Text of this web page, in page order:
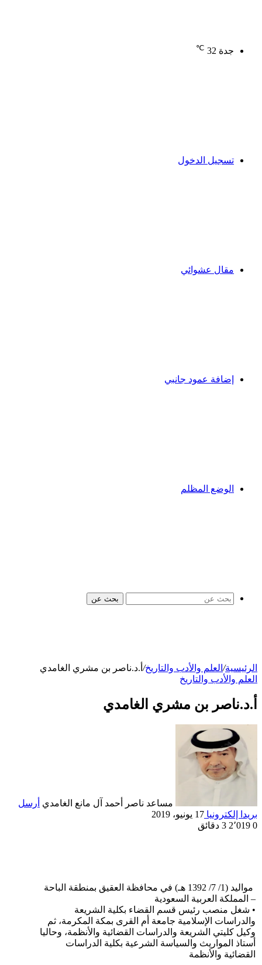
جدة 32
℃
تسجيل الدخول
مقال عشوائي
إضافة عمود جانبي
الوضع المظلم
بحث عن
الرئيسية/ العلم والأدب والتاريخ/ أ.د.ناصر بن مشري الغامدي
العلم والأدب والتاريخ
أ.د.ناصر بن مشري الغامدي
مساعد ناصر أحمد آل مانع الغامدي أرسل
بريدا إلكترونيا 17 يونيو، 2019
0
3 دقائق
مواليد (1/ 7/ 1392 هـ) في محافظة العقيق بمنطقة الباحة
– المملكة العربية السعودية
• شغل منصب رئيس قسم القضاء بكلية الشريعة
والدراسات الإسلامية جامعة أم القرى بمكة المكرمة، ثم
وكيل كليتي الشريعة والدراسات القضائية والأنظمة، وحاليا
أستاذ المواريث والسياسة الشرعية بكلية الدراسات
القضائية والأنظمة